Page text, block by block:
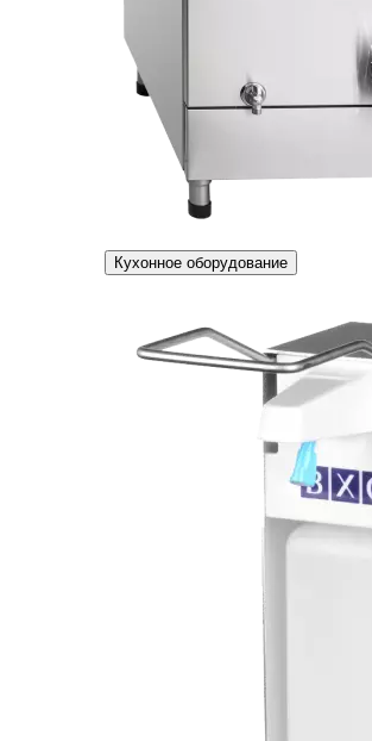
Кухонное оборудование